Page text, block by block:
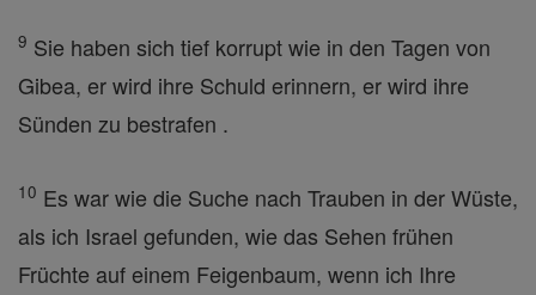
9 Sie haben sich tief korrupt wie in den Tagen von
Gibea, er wird ihre Schuld erinnern, er wird ihre
Sünden zu bestrafen .
10 Es war wie die Suche nach Trauben in der Wüste,
als ich Israel gefunden, wie das Sehen frühen
Früchte auf einem Feigenbaum, wenn ich Ihre